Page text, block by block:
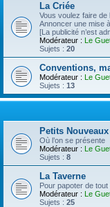
La Criée
Vous voulez faire
Annoncer une mise
[La publicité n’est
Modérateur : Le
Sujets : 20
Conventions,
Modérateur : Le
Sujets : 13
Petits
Où l’on se présente
Modérateur : Le
Sujets : 8
La Taverne
Pour papoter de tout
Modérateur : Le
Sujets : 25